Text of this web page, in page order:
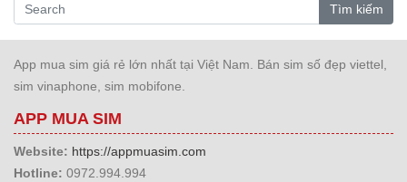
Tìm kiếm
App mua sim giá rẻ lớn nhất tại Việt Nam. Bán sim số đẹp viettel,
sim vinaphone, sim mobifone.
APP MUA SIM
Website: https://appmuasim.com
Hotline: 0972.994.994